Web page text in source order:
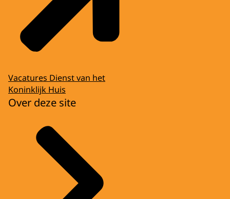
Vacatures Dienst van het
Koninklijk Huis
Over deze site